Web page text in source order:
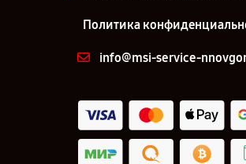
Политика
info@msi-service-